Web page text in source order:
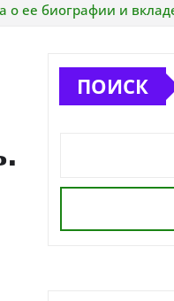
о ее биографии и
ПОИСК